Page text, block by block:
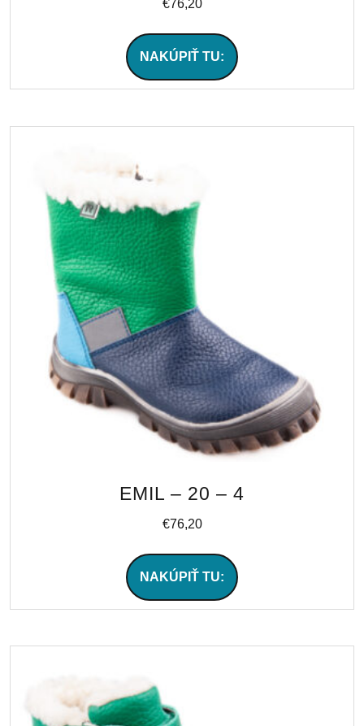
€76,20
NAKÚPIŤ TU:
EMIL – 20 – 4
€76,20
NAKÚPIŤ TU: